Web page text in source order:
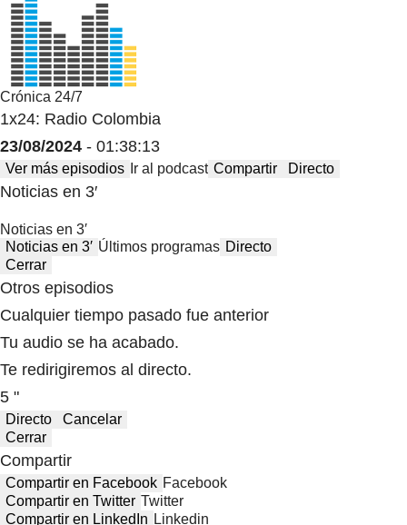
Crónica 24/7
1x24: Radio Colombia
23/08/2024 - 01:38:13
Ver más episodios Ir al podcast Compartir Directo
Noticias en 3′
Noticias en 3′
Noticias en 3′ Últimos programas Directo
Cerrar
Otros episodios
Cualquier tiempo pasado fue anterior
Tu audio se ha acabado.
Te redirigiremos al directo.
5 "
Directo
Cancelar
Cerrar
Compartir
Compartir en Facebook Facebook
Compartir en Twitter Twitter
Compartir en LinkedIn Linkedin